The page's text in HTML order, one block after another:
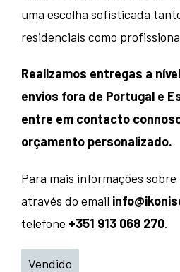
uma escolha sofisticada
residenciais como
Realizamos entregas a
envios fora de Portugal e
entre em contacto
orçamento personalizado.
Para mais informações
através do email
telefone +351 913 068 270.
Vendido